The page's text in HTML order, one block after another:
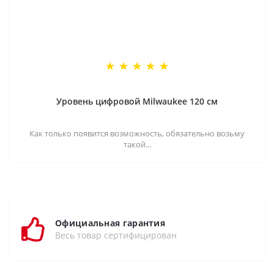
Уровень цифровой Milwaukee 120 см
Как только появится возможность, обязательно возьму
такой...
Официальная гарантия
Весь товар сертифицирован